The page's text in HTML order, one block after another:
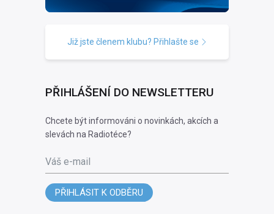
Již jste členem klubu? Přihlašte se
PŘIHLÁŠENÍ DO NEWSLETTERU
Chcete být informováni o novinkách, akcích a
slevách na Radiotéce?
Váš e-mail
PŘIHLÁSIT K ODBĚRU